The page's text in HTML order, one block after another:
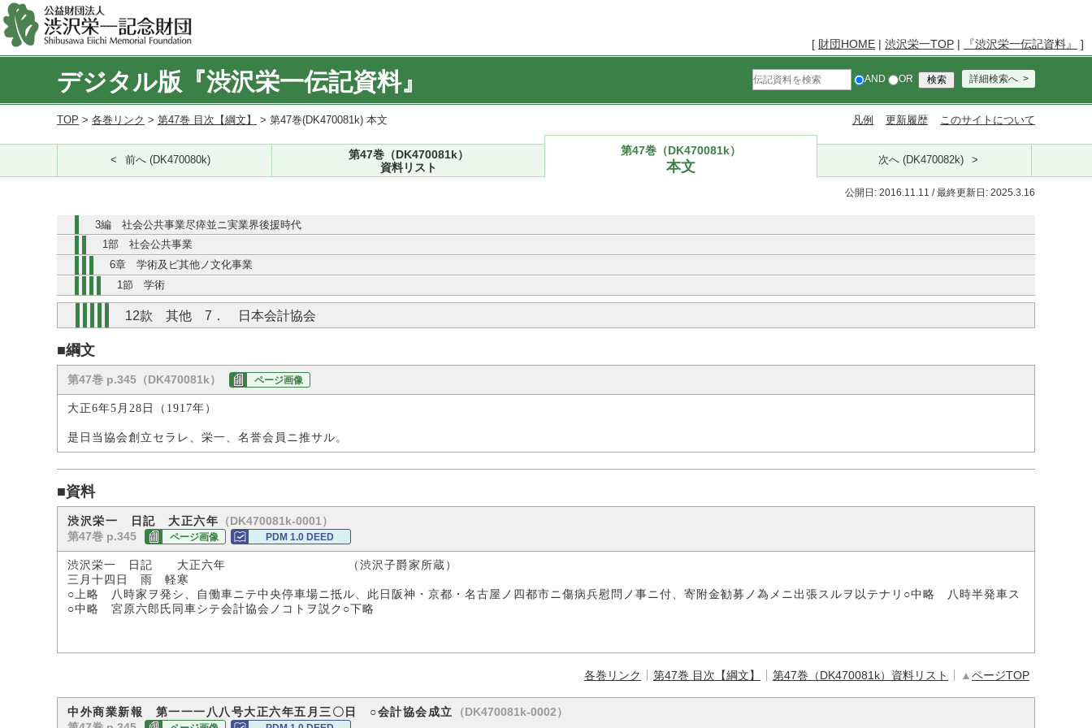
[ 財団HOME | 渋沢栄一TOP | 『渋沢栄一伝記資料』 ]
デジタル版『渋沢栄一伝記資料』 AND OR 詳細検索へ
TOP > 各巻リンク > 第47巻 目次【綱文】 > 第47巻(DK470081k) 本文 凡例 更新履歴 このサイトについて
前へ (DK470080k)
第47巻（DK470081k）
資料リスト
第47巻（DK470081k）
本文 次へ (DK470082k)
公開日: 2016.11.11 / 最終更新日: 2025.3.16
3編 社会公共事業尽瘁並ニ実業界後援時代
1部 社会公共事業
6章 学術及ビ其他ノ文化事業
1節 学術
12款 其他 7． 日本会計協会
■綱文
第47巻 p.345（DK470081k） ページ画像
大正6年5月28日（1917年）
是日当協会創立セラレ、栄一、名誉会員ニ推サル。
■資料
渋沢栄一 日記 大正六年 （DK470081k-0001）
第47巻 p.345
ページ画像 PDM 1.0 DEED
渋沢栄一 日記 大正六年 （渋沢子爵家所蔵）
三月十四日 雨 軽寒
○上略 八時家ヲ発シ、自働車ニテ中央停車場ニ抵ル、此日阪神・京都・名古屋ノ四都市ニ傷病兵慰問ノ事ニ付、寄附金勧募ノ為メニ出張スルヲ以テナリ○中略 八時半発車ス
○中略 宮原六郎氏同車シテ会計協会ノコトヲ説ク○下略
各巻リンク 第47巻 目次【綱文】 第47巻（DK470081k）資料リスト ▲ページTOP
中外商業新報 第一一一八八号大正六年五月三〇日 ○会計協会成立
（DK470081k-0002）